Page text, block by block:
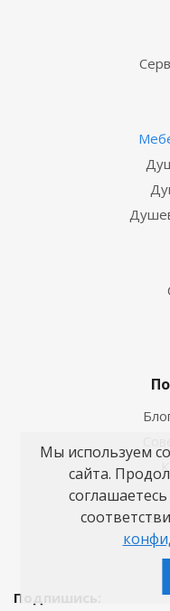
Подпишись:
Мы используем
сайта.